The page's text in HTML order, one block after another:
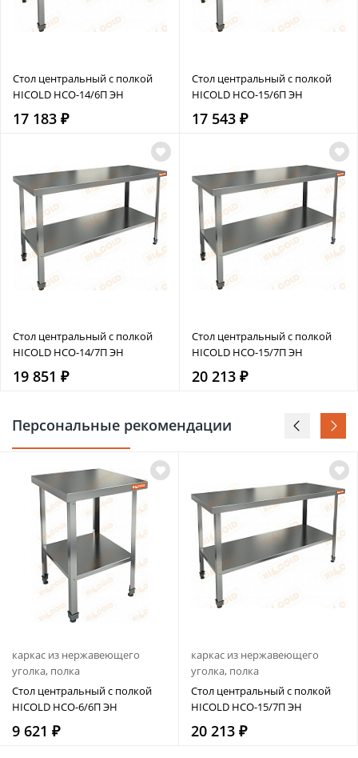
Стол центральный с полкой
HICOLD НСО-14/6П ЭН
17 183 ₽
Стол центральный с полкой
HICOLD НСО-15/6П ЭН
17 543 ₽
Стол центральный с полкой
HICOLD НСО-14/7П ЭН
19 851 ₽
Стол центральный с полкой
HICOLD НСО-15/7П ЭН
20 213 ₽
Персональные рекомендации
каркас из нержавеющего
уголка, полка
Стол центральный с полкой
HICOLD НСО-6/6П ЭН
9 621 ₽
каркас из нержавеющего
уголка, полка
Стол центральный с полкой
HICOLD НСО-15/7П ЭН
20 213 ₽